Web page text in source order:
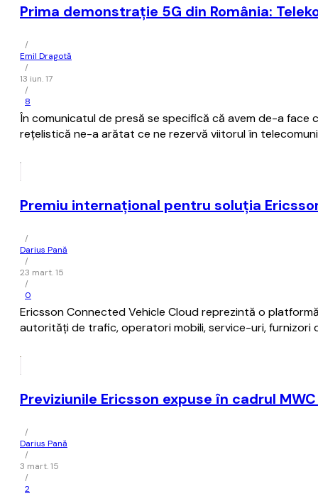
Prima demonstrație 5G din România:
/
Emil Dragotă
/
13 iun. 17
/
8
În comunicatul de presă se specifică că avem de-a face
rețelistică ne-a arătat ce ne rezervă viitorul în
Premiu internațional pentru soluția
/
Darius Pană
/
23 mart. 15
/
0
Ericsson Connected Vehicle Cloud reprezintă o
autorități de trafic, operatori mobili, service-uri, furnizori
Previziunile Ericsson expuse în cadrul
/
Darius Pană
/
3 mart. 15
/
2